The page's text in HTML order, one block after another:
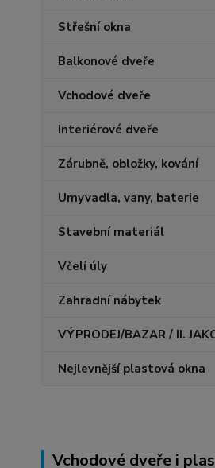
Střešní okna
Balkonové dveře
Vchodové dveře
Interiérové dveře
Zárubně, obložky, kování
Umyvadla, vany, baterie
Stavební materiál
Včelí úly
Zahradní nábytek
VÝPRODEJ/BAZAR / II.
Nejlevnější plastová okna
Vchodové dveře i